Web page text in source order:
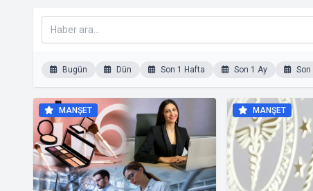
Bugün Dün Son 1 Hafta Son 1 Ay Son
MANŞET MANŞET